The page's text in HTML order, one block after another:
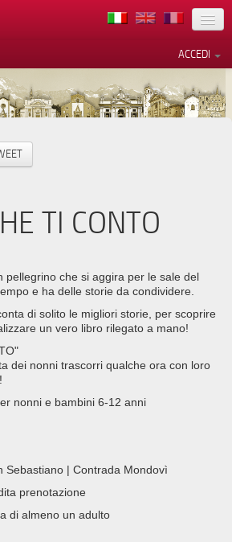
ACCEDI
TI CONTO
pellegrino che si aggira per le sale del
e ha delle storie da condividere.
di solito le migliori storie, per scoprire
un vero libro rilegato a mano!
dei nonni trascorri qualche ora con loro
nonni e bambini 6-12 anni
Sebastiano | Contrada Mondovì
prenotazione
di almeno un adulto
raccolta
preferenze relative alla